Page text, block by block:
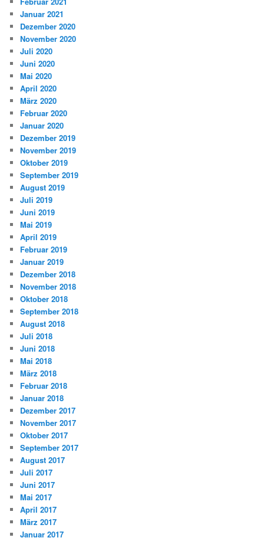
Januar 2021
Dezember 2020
November 2020
Juli 2020
Juni 2020
Mai 2020
April 2020
März 2020
Februar 2020
Januar 2020
Dezember 2019
November 2019
Oktober 2019
September 2019
August 2019
Juli 2019
Juni 2019
Mai 2019
April 2019
Februar 2019
Januar 2019
Dezember 2018
November 2018
Oktober 2018
September 2018
August 2018
Juli 2018
Juni 2018
Mai 2018
März 2018
Februar 2018
Januar 2018
Dezember 2017
November 2017
Oktober 2017
September 2017
August 2017
Juli 2017
Juni 2017
Mai 2017
April 2017
März 2017
Januar 2017